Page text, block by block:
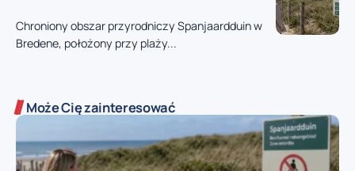
Chroniony obszar przyrodniczy Spanjaardduin w
Bredene, położony przy plaży...
Może Cię zainteresować